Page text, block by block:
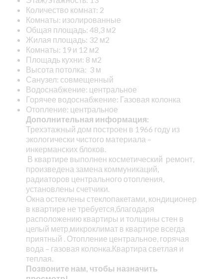
Количество комнат: 2
Комнаты: изолированные
Общая площадь: 48,3 м2
Жилая площадь: 32 м2
Комнаты: 19 и 12 м2
Площадь кухни: 8 м2
Высота потолка: 3 м
Санузел: совмещенный
Водоснабжение: центральное
Горячее водоснабжение: Газовая колонка
Отопление: центральное
Дополнительная информация:
Трехэтажный дом построен в 1966 году из
экологически чистого материала –
инкерманских блоков.
В квартире выполнен косметический ремонт,
произведена замена коммуникаций,
радиаторов центрального отопления,
установлены счетчики.
Окна остеклены стеклопакетами, кондиционер
в квартире не требуется,благодаря
расположению квартиры и толщины стен в
целый метр,микроклимат в квартире всегда
приятный . Отопление центральное, горячая
вода – газовая колонка.Квартира светлая и
теплая.
Позвоните нам, чтобы назначить